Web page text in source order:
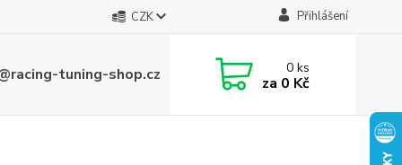
CZK Přihlášení
tuning-shop.cz 0ks
za 0 Kč